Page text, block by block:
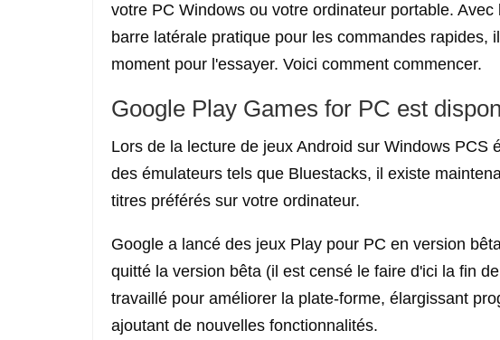
votre PC Windows ou votre ordinateur portable.
barre latérale pratique pour les commandes rapides,
moment pour l'essayer. Voici comment commencer.
Google Play Games for PC est
Lors de la lecture de jeux Android sur Windows PCS
des émulateurs tels que Bluestacks, il existe
titres préférés sur votre ordinateur.
Google a lancé des jeux Play pour PC en version
quitté la version bêta (il est censé le faire d'ici la fin
travaillé pour améliorer la plate-forme, élargissant
ajoutant de nouvelles fonctionnalités.